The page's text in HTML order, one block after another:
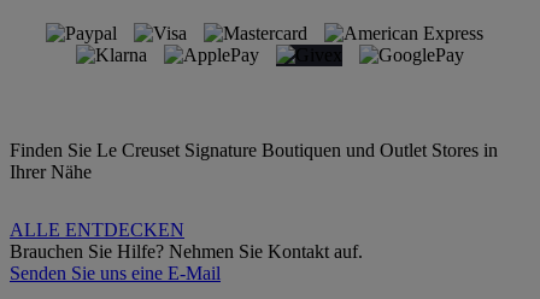
Finden Sie Le Creuset Signature Boutiquen und Outlet Stores in
Ihrer Nähe
ALLE ENTDECKEN
Brauchen Sie Hilfe? Nehmen Sie Kontakt auf.
Senden Sie uns eine E-Mail